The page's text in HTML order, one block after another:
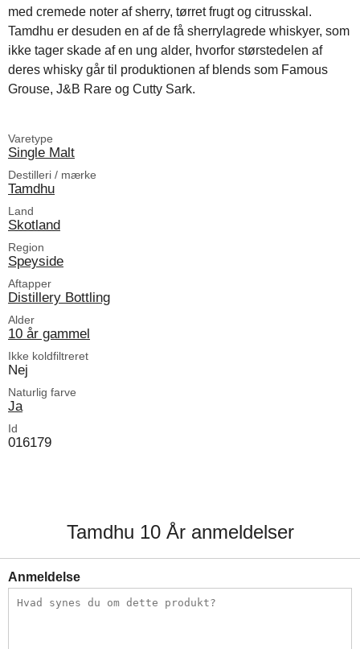
med cremede noter af sherry, tørret frugt og citrusskal.
Tamdhu er desuden en af de få sherrylagrede whiskyer, som
ikke tager skade af en ung alder, hvorfor størstedelen af
deres whisky går til produktionen af blends som Famous
Grouse, J&B Rare og Cutty Sark.
Varetype
Single Malt
Destilleri / mærke
Tamdhu
Land
Skotland
Region
Speyside
Aftapper
Distillery Bottling
Alder
10 år gammel
Ikke koldfiltreret
Nej
Naturlig farve
Ja
Id
016179
Tamdhu 10 År anmeldelser
Anmeldelse